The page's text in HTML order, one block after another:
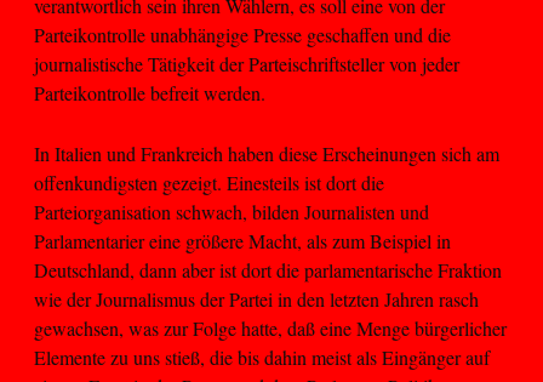
Parteikontrolle unabhängige Presse geschaffen und die
journalistische Tätigkeit der Parteischriftsteller von jeder
Parteikontrolle befreit werden.
In Italien und Frankreich haben diese Erscheinungen sich am
offenkundigsten gezeigt. Einesteils ist dort die
Parteiorganisation schwach, bilden Journalisten und
Parlamentarier eine größere Macht, als zum Beispiel in
Deutschland, dann aber ist dort die parlamentarische Fraktion
wie der Journalismus der Partei in den letzten Jahren rasch
gewachsen, was zur Folge hatte, daß eine Menge bürgerlicher
Elemente zu uns stieß, die bis dahin meist als Eingänger auf